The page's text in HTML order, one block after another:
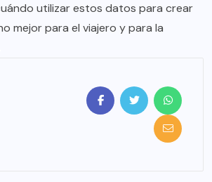
utilizar estos datos para crear
mejor para el viajero y para la